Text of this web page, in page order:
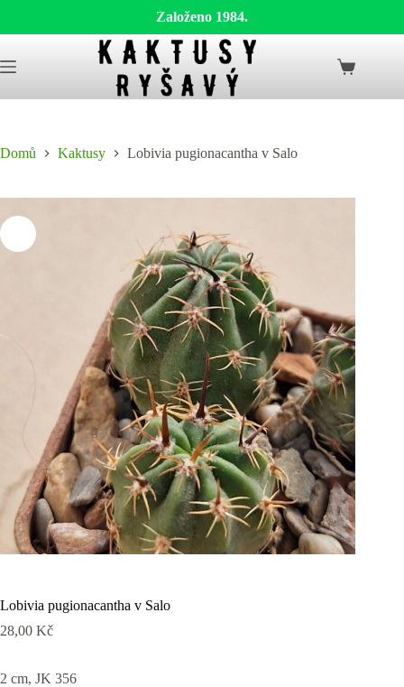
Založeno 1984.
to
content
Shopping
Domů Kaktusy Lobivia pugionacantha v Salo
Lobivia pugionacantha v Salo
28,00 Kč
2 cm, JK 356